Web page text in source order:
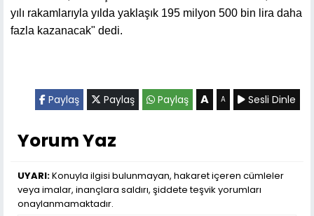
yılı rakamlarıyla yılda yaklaşık 195 milyon 500 bin lira daha
fazla kazanacak" dedi.
Paylaş Paylaş Paylaş A A Sesli Dinle
Yorum Yaz
UYARI:Konuyla ilgisi bulunmayan, hakaret içeren cümleler
veya imalar, inançlara saldırı, şiddete teşvik yorumları
onaylanmamaktadır.